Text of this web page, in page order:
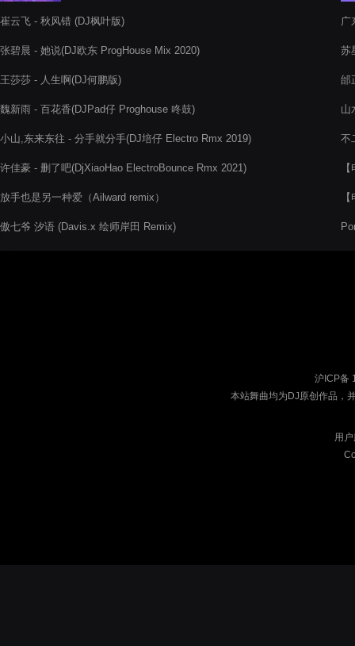
崔云飞 - 秋风错 (DJ枫叶版)
张碧晨 - 她说(DJ欧东 ProgHouse Mix 2020)
王莎莎 - 人生啊(DJ何鹏版)
魏新雨 - 百花香(DJPad仔 Proghouse 咚鼓)
小山,东来东往 - 分手就分手(DJ培仔 Electro Rmx 2019)
许佳豪 - 删了吧(DjXiaoHao ElectroBounce Rmx 2021)
放手也是另一种爱（Ailward remix）
傲七爷 汐语 (Davis.x 绘师岸田 Remix)
广
苏
邰
山
不
沪ICP备
本站舞曲均为DJ原创作品，
用